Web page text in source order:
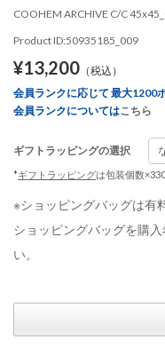
COOHEM ARCHIVE C/C
Product ID:50935185_009
¥13,200 （税込）
会員ランクに応じて 最大1200
会員ランクについてはこちら
ギフトラッピングの選択
*ギフトラッピングは包装個数
※ショッピングバッグは有
ショッピングバッグを購
い。